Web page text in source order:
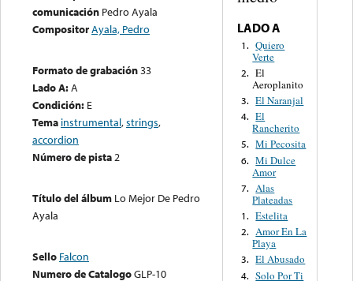
comunicación Pedro Ayala
CompositorAyala, Pedro
Formato de grabación33
Lado A:A
Condición: E
Tema instrumental,strings,
accordion
Número de pista2
Título del álbum Lo Mejor De Pedro
Ayala
Sello Falcon
Numero de CatalogoGLP-10
LADO A
1. Quiero
Verte
2. El
Aeroplanito
3. El Naranjal
4. El
Rancherito
5. Mi Pecosita
6. Mi Dulce
Amor
7. Alas
Plateadas
1. Estelita
2. Amor En La
Playa
3. El Abusado
4. Solo Por Ti